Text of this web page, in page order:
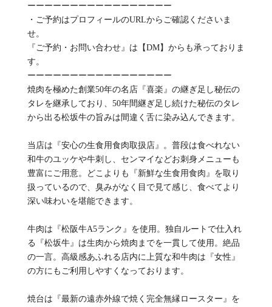
ーーーーーーーーーーーーーーーーー
・ご予約はプロフィールのURLからご確認くださいま
せ。
『ご予約・お問い合わせ』は【DM】からも承っておりま
す。
ーーーーーーーーーーーーーーーーー
焼肉を極めた創業50年の名店『喜楽』の継ぎ足し秘伝の
タレを継承しており、50年間継ぎ足し続けた秘伝のタレ
から出る松坂牛の旨みは間違く舌に染み込んできます。
当店は『安心の生食用食肉取扱店』。普段は食べれない
和牛のユッケや牛刺し、センマイなどお刺身メニューも
豊富にご用意。どこよりも『新鮮な生食用食肉』を取り
扱っているので、臭みがなく目で見て感じ、食べてより
深い味わいを堪能できます。
牛肉は『松阪牛A5ランク』を使用。独自ルートで仕入れ
る『松坂牛』は生肉から焼肉までを一貫して使用。絶品
の一言。高級感あふれる店内に上質な和牛肉は『女性』
の方にもご利用しやすくなっております。
焼台は『最新の遠赤外線で焼く完全無縁ロースター』を